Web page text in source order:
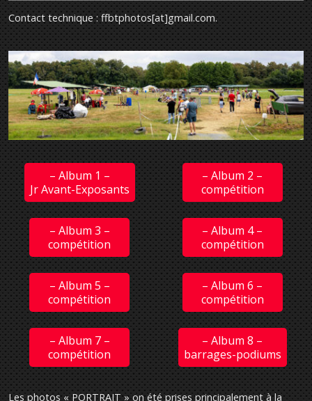
Contact technique : ffbtphotos[at]gmail.com.
– Album 1 –
Jr Avant-Exposants
– Album 2 –
compétition
– Album 3 –
compétition
– Album 4 –
compétition
– Album 5 –
compétition
– Album 6 –
compétition
– Album 7 –
compétition
– Album 8 –
barrages-podiums
Les photos « PORTRAIT » on été prises principalement à la